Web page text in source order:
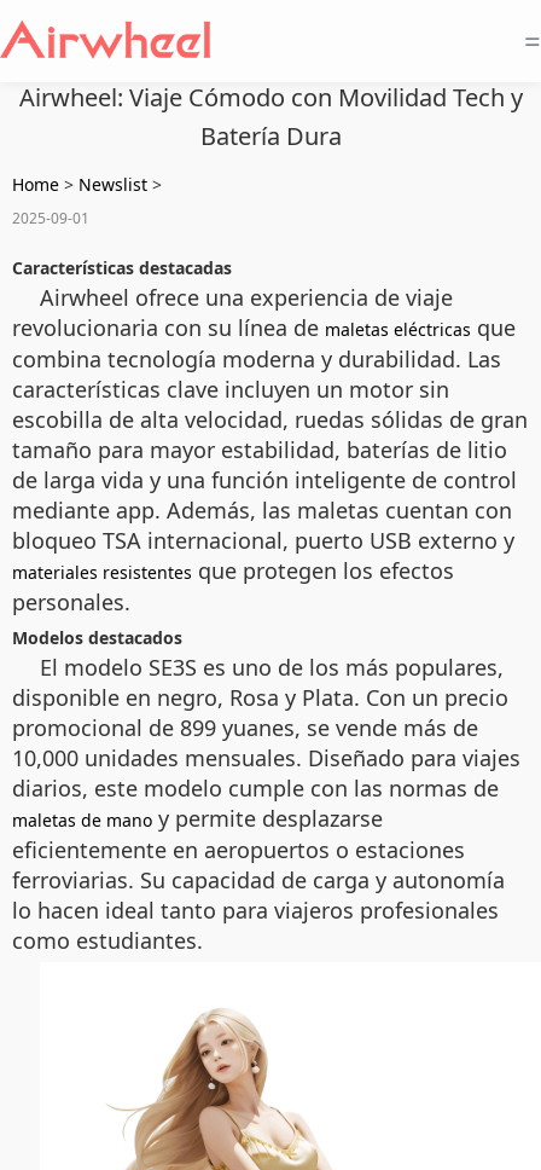
=
Airwheel: Viaje Cómodo con Movilidad Tech y
Batería Dura
Home > Newslist >
2025-09-01
Características destacadas
Airwheel ofrece una experiencia de viaje
revolucionaria con su línea de maletas eléctricas que
combina tecnología moderna y durabilidad. Las
características clave incluyen un motor sin
escobilla de alta velocidad, ruedas sólidas de gran
tamaño para mayor estabilidad, baterías de litio
de larga vida y una función inteligente de control
mediante app. Además, las maletas cuentan con
bloqueo TSA internacional, puerto USB externo y
materiales resistentes que protegen los efectos
personales.
Modelos destacados
El modelo SE3S es uno de los más populares,
disponible en negro, Rosa y Plata. Con un precio
promocional de 899 yuanes, se vende más de
10,000 unidades mensuales. Diseñado para viajes
diarios, este modelo cumple con las normas de
maletas de mano y permite desplazarse
eficientemente en aeropuertos o estaciones
ferroviarias. Su capacidad de carga y autonomía
lo hacen ideal tanto para viajeros profesionales
como estudiantes.